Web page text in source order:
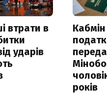
втрати в
ударів
років